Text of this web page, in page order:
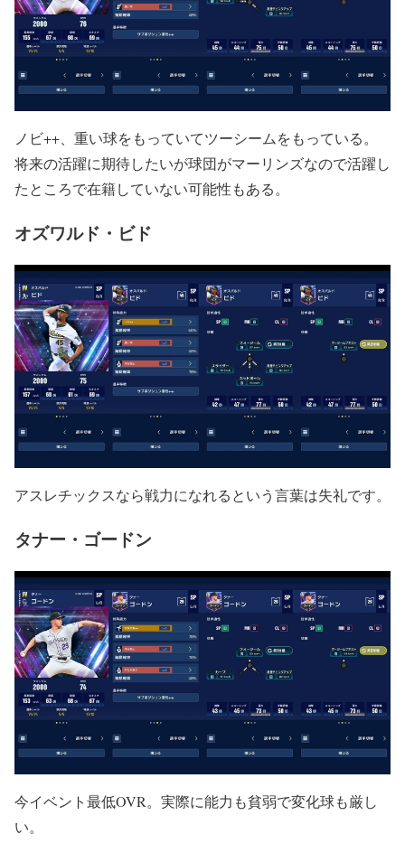
ノビ++、重い球をもっていてツーシームをもっている。
将来の活躍に期待したいが球団がマーリンズなので活躍し
たところで在籍していない可能性もある。
オズワルド・ビド
アスレチックスなら戦力になれるという言葉は失礼です。
タナー・ゴードン
今イベント最低OVR。実際に能力も貧弱で変化球も厳し
い。